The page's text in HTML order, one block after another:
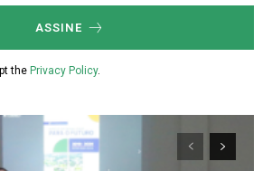
ASSINE
the Privacy Policy.